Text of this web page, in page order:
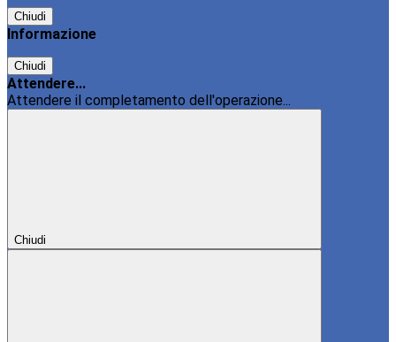
Chiudi
Informazione
Chiudi
Attendere...
Attendere il completamento dell'operazione...
Chiudi